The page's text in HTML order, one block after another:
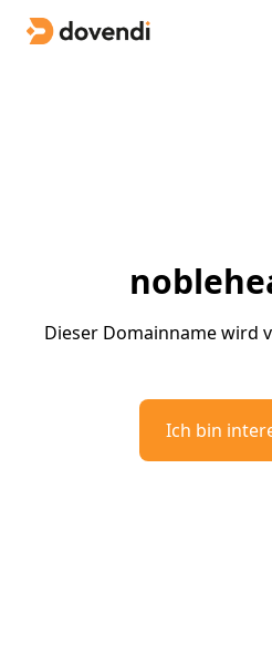
Dieser Domainname wird
Ich bin